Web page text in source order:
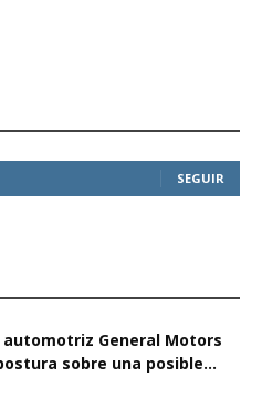
SEGUIR
General Motors
sobre una posible...